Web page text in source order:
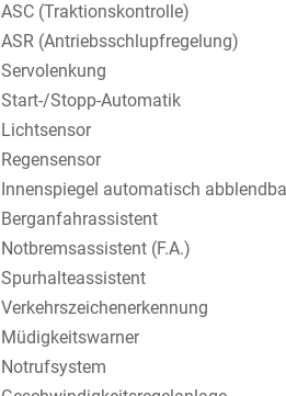
ASC (Traktionskontrolle)
ASR (Antriebsschlupfregelung)
Servolenkung
Start-/Stopp-Automatik
Lichtsensor
Regensensor
Innenspiegel automatisch
Berganfahrassistent
Notbremsassistent (F.A.)
Spurhalteassistent
Verkehrszeichenerkennung
Müdigkeitswarner
Notrufsystem